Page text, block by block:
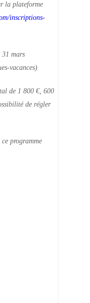
la plateforme
inscriptions-
mars
vacances)
de 1 800 €, 600
de régler
programme